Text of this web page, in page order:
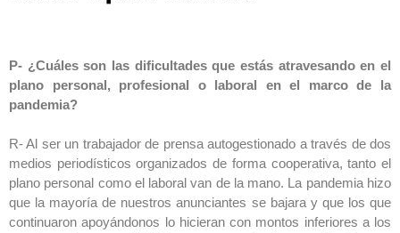
P- ¿Cuáles son las dificultades que estás atravesando en el
plano personal, profesional o laboral en el marco de la
pandemia?
R- Al ser un trabajador de prensa autogestionado a través de dos
medios periodísticos organizados de forma cooperativa, tanto el
plano personal como el laboral van de la mano. La pandemia hizo
que la mayoría de nuestros anunciantes se bajara y que los que
continuaron apoyándonos lo hicieran con montos inferiores a los